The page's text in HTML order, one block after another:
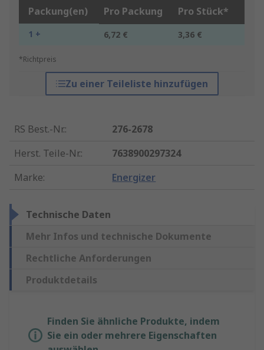
Packung(en) Pro Packung Pro Stück*
1 + 6,72 € 3,36 €
*Richtpreis
Zu einer Teileliste hinzufügen
RS Best.-Nr.:
276-2678
Herst. Teile-Nr.:
7638900297324
Marke: Energizer
Technische Daten
Mehr Infos und technische Dokumente
Rechtliche Anforderungen
Produktdetails
Finden Sie ähnliche Produkte, indem
Sie ein oder mehrere Eigenschaften